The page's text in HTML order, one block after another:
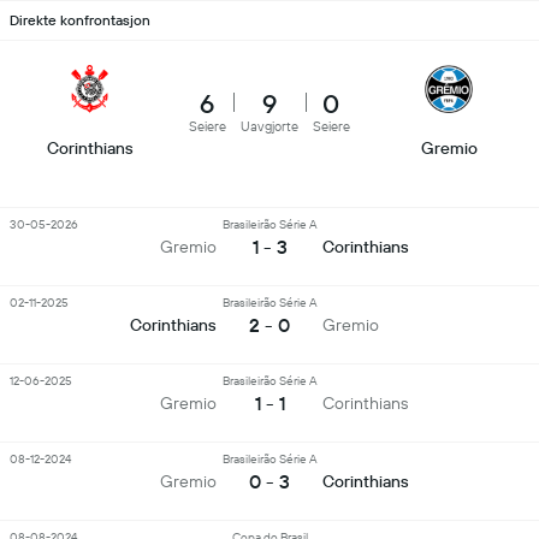
Direkte konfrontasjon
Corinthians
6
Seiere
9
Uavgjorte
0
Seiere
Gremio
Gremio
Brasileirão Série A
1 - 3 Corinthians
30-05-2026
Corinthians
Brasileirão Série A
2 - 0 Gremio
02-11-2025
Gremio
Brasileirão Série A
1 - 1 Corinthians
12-06-2025
Gremio
Brasileirão Série A
0 - 3 Corinthians
08-12-2024